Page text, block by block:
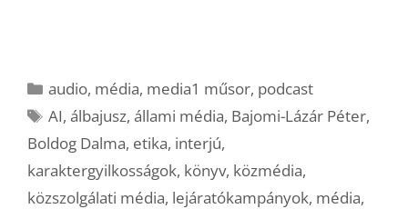
Kategória
audio, média, media1 műsor, podcast
Címkék
AI,álbajusz,állami média, Bajomi-Lázár Péter,
Boldog Dalma, etika, interjú,
karaktergyilkosságok, könyv, közmédia,
közszolgálati média, lejáratókampányok, média,